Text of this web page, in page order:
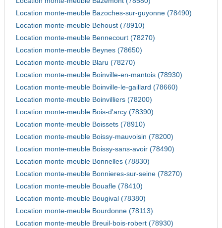
Location monte-meuble Bazoches-sur-guyonne (78490)
Location monte-meuble Behoust (78910)
Location monte-meuble Bennecourt (78270)
Location monte-meuble Beynes (78650)
Location monte-meuble Blaru (78270)
Location monte-meuble Boinville-en-mantois (78930)
Location monte-meuble Boinville-le-gaillard (78660)
Location monte-meuble Boinvilliers (78200)
Location monte-meuble Bois-d'arcy (78390)
Location monte-meuble Boissets (78910)
Location monte-meuble Boissy-mauvoisin (78200)
Location monte-meuble Boissy-sans-avoir (78490)
Location monte-meuble Bonnelles (78830)
Location monte-meuble Bonnieres-sur-seine (78270)
Location monte-meuble Bouafle (78410)
Location monte-meuble Bougival (78380)
Location monte-meuble Bourdonne (78113)
Location monte-meuble Breuil-bois-robert (78930)